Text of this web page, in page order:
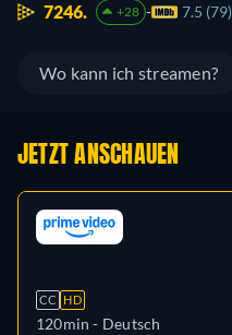
7246. +28 7.5 (79)
Wo kann ich streamen?
JETZT ANSCHAUEN
CC HD
120min - Deutsch